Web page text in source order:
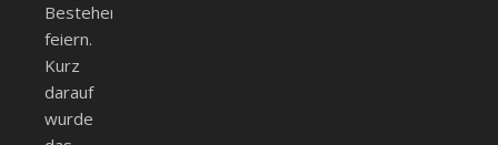
Bestehen
feiern.
Kurz
darauf
wurde